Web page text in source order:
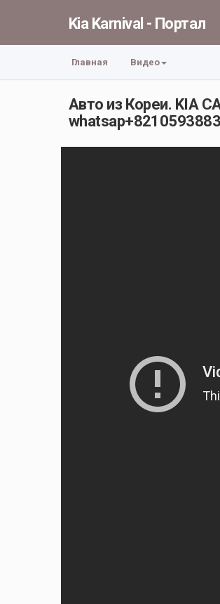
Kia Karnival - Портал
Главная Видео
Авто из Кореи. KIA